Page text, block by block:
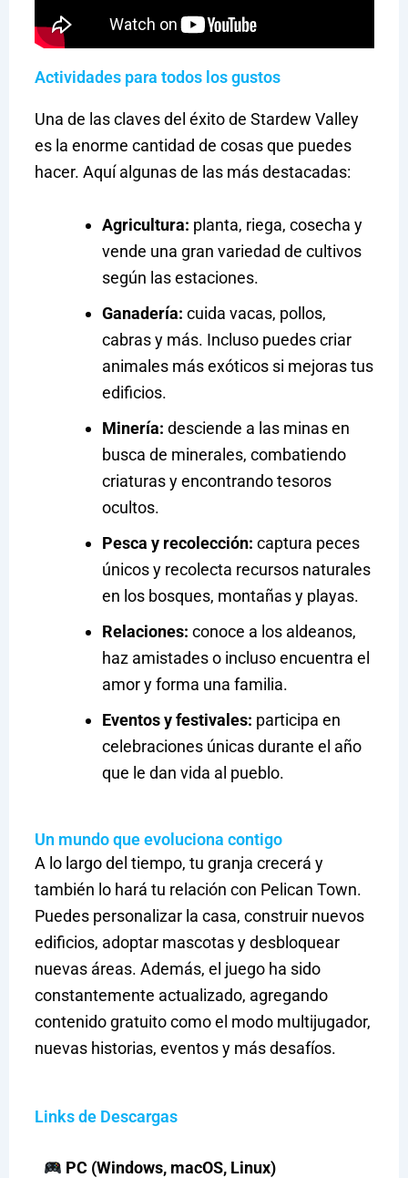
Actividades para todos los gustos
Una de las claves del éxito de Stardew Valley
es la enorme cantidad de cosas que puedes
hacer. Aquí algunas de las más destacadas:
Agricultura: planta, riega, cosecha y
vende una gran variedad de cultivos
según las estaciones.
Ganadería: cuida vacas, pollos,
cabras y más. Incluso puedes criar
animales más exóticos si mejoras tus
edificios.
Minería: desciende a las minas en
busca de minerales, combatiendo
criaturas y encontrando tesoros
ocultos.
Pesca y recolección: captura peces
únicos y recolecta recursos naturales
en los bosques, montañas y playas.
Relaciones: conoce a los aldeanos,
haz amistades o incluso encuentra el
amor y forma una familia.
Eventos y festivales: participa en
celebraciones únicas durante el año
que le dan vida al pueblo.
Un mundo que evoluciona contigo
A lo largo del tiempo, tu granja crecerá y
también lo hará tu relación con Pelican Town.
Puedes personalizar la casa, construir nuevos
edificios, adoptar mascotas y desbloquear
nuevas áreas. Además, el juego ha sido
constantemente actualizado, agregando
contenido gratuito como el modo multijugador,
nuevas historias, eventos y más desafíos.
Links de Descargas
PC (Windows, macOS, Linux)